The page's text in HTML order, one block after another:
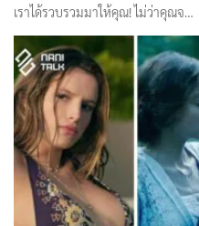
เราได้รวบรวมมาให้คุณ! ไม่ว่าคุณจ…